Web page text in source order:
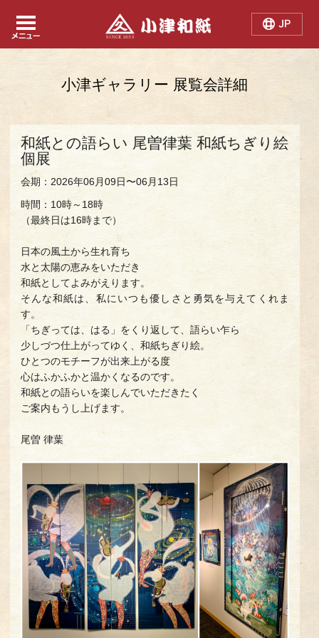
Japanese
English
Chinese
小津ギャラリー 展覧会詳細
和紙との語らい 尾曽律葉 和紙ちぎり絵
個展
会期：2026年06月09日〜06月13日
時間：10時～18時
（最終日は16時まで）
日本の風土から生れ育ち
水と太陽の恵みをいただき
和紙としてよみがえります。
そんな和紙は、私にいつも優しさと勇気を与えてくれま
す。
「ちぎっては、はる」をくり返して、語らい乍ら
少しづつ仕上がってゆく、和紙ちぎり絵。
ひとつのモチーフが出来上がる度
心はふかふかと温かくなるのです。
和紙との語らいを楽しんでいただきたく
ご案内もうし上げます。
尾曽 律葉